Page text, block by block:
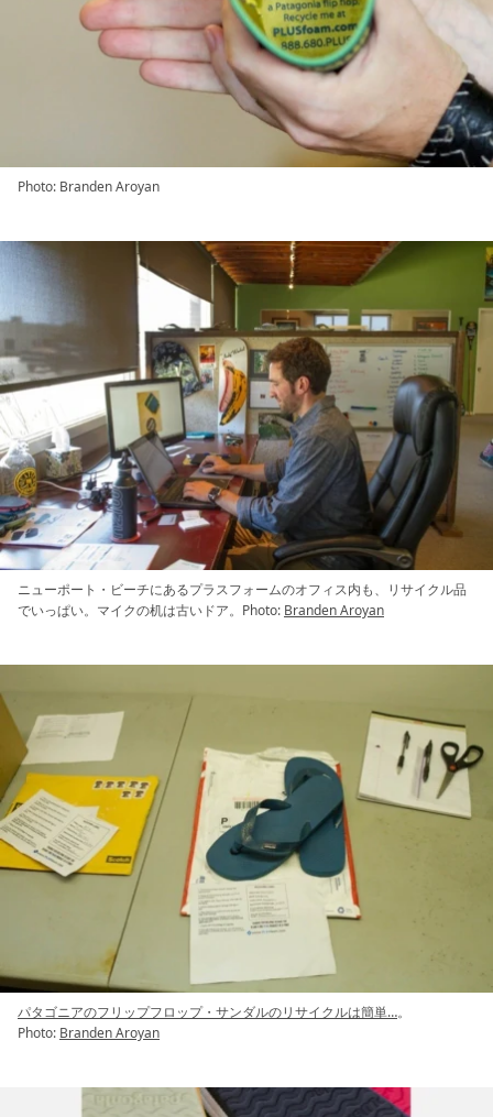
Photo: Branden Aroyan
ニューポート・ビーチにあるプラスフォームのオフィス内も、リサイクル品
でいっぱい。マイクの机は古いドア。Photo: Branden Aroyan
パタゴニアのフリップフロップ・サンダルのリサイクルは簡単…。
Photo: Branden Aroyan